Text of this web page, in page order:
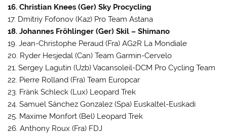
16. Christian Knees (Ger) Sky Procycling
17. Dmitriy Fofonov (Kaz) Pro Team Astana
18. Johannes Fröhlinger (Ger) Skil – Shimano
19. Jean-Christophe Peraud (Fra) AG2R La Mondiale
20. Ryder Hesjedal (Can) Team Garmin-Cervelo
21. Sergey Lagutin (Uzb) Vacansoleil-DCM Pro Cycling Team
22. Pierre Rolland (Fra) Team Europcar
23. Fränk Schleck (Lux) Leopard Trek
24. Samuel Sánchez Gonzalez (Spa) Euskaltel-Euskadi
25. Maxime Monfort (Bel) Leopard Trek
26. Anthony Roux (Fra) FDJ